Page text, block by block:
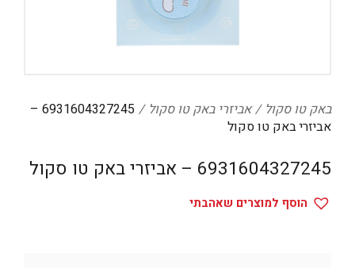
הום אקססוריז
טיפוח
טקסטיל לבית
מטבח
מסיבות וימי הולדת
באק טו סקול אביזרי באק טו סקול
6931604327245 –
אביזרי באק טו סקול
6931604327245 – אביזרי באק טו סקול
הוסף למוצרים שאהבתי